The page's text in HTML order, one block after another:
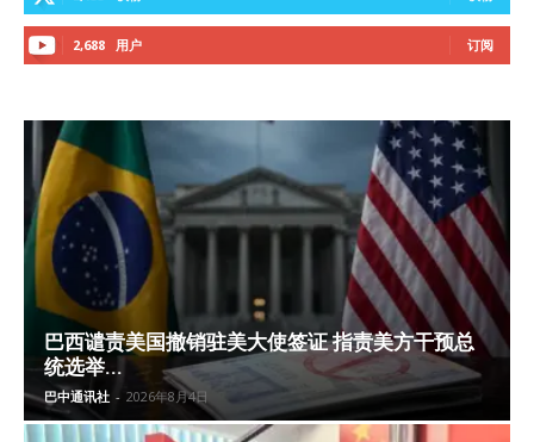
2,688 用户 订阅
巴西谴责美国撤销驻美大使签证 指责美方干预总
统选举...
巴中通讯社 - 2026年8月4日